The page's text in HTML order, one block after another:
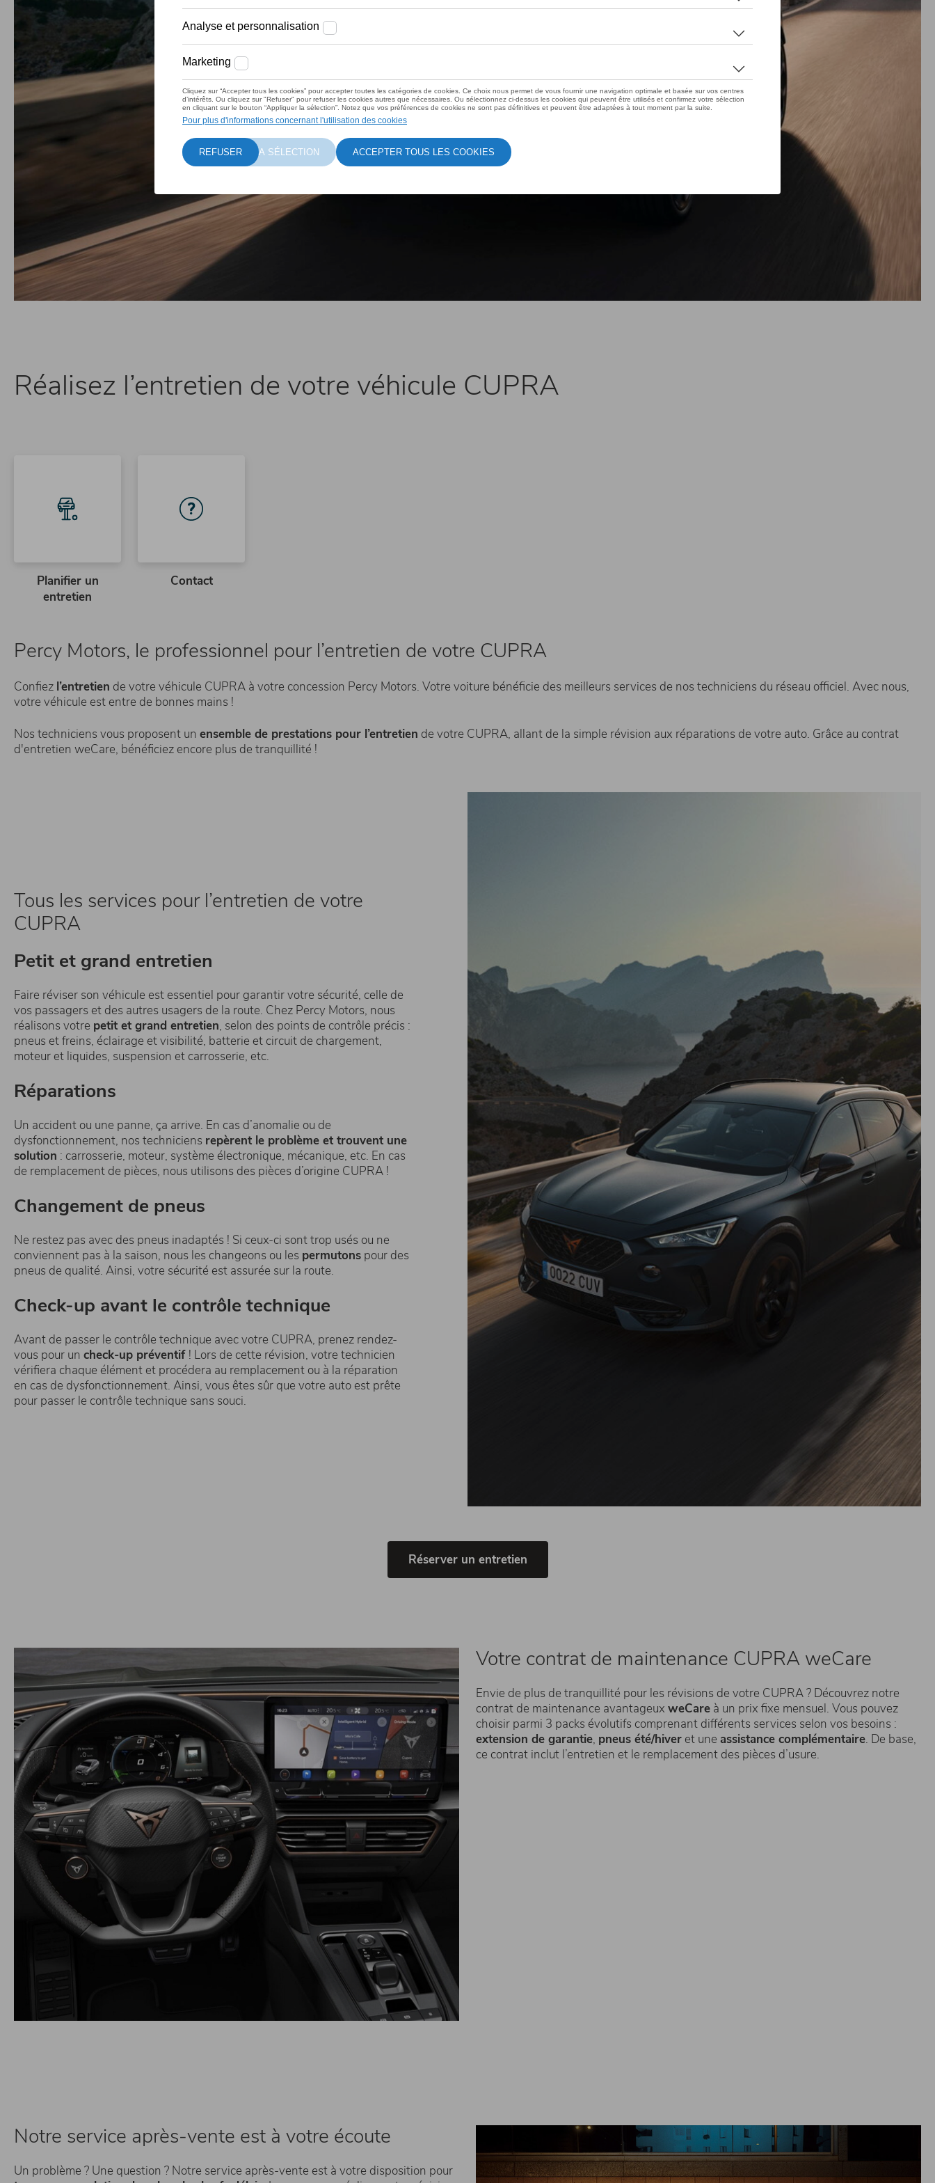
Réalisez l’entretien de votre véhicule CUPRA
Planifier un
entretien
Contact
Percy Motors, le professionnel pour l’entretien de votre CUPRA
Confiez l’entretien de votre véhicule CUPRA à votre concession Percy Motors. Votre voiture bénéficie des meilleurs services de nos techniciens du réseau officiel. Avec nous,
votre véhicule est entre de bonnes mains !
Nos techniciens vous proposent un ensemble de prestations pour l’entretien de votre CUPRA, allant de la simple révision aux réparations de votre auto. Grâce au contrat
d'entretien weCare, bénéficiez encore plus de tranquillité !
Tous les services pour l’entretien de votre
CUPRA
Petit et grand entretien
Faire réviser son véhicule est essentiel pour garantir votre sécurité, celle de
vos passagers et des autres usagers de la route. Chez Percy Motors, nous
réalisons votre petit et grand entretien, selon des points de contrôle précis :
pneus et freins, éclairage et visibilité, batterie et circuit de chargement,
moteur et liquides, suspension et carrosserie, etc.
Réparations
Un accident ou une panne, ça arrive. En cas d’anomalie ou de
dysfonctionnement, nos techniciens repèrent le problème et trouvent une
solution : carrosserie, moteur, système électronique, mécanique, etc. En cas
de remplacement de pièces, nous utilisons des pièces d’origine CUPRA !
Changement de pneus
Ne restez pas avec des pneus inadaptés ! Si ceux-ci sont trop usés ou ne
conviennent pas à la saison, nous les changeons ou les permutons pour des
pneus de qualité. Ainsi, votre sécurité est assurée sur la route.
Check-up avant le contrôle technique
Avant de passer le contrôle technique avec votre CUPRA, prenez rendez-
vous pour un check-up préventif ! Lors de cette révision, votre technicien
vérifiera chaque élément et procédera au remplacement ou à la réparation
en cas de dysfonctionnement. Ainsi, vous êtes sûr que votre auto est prête
pour passer le contrôle technique sans souci.
Réserver un entretien
Votre contrat de maintenance CUPRA weCare
Envie de plus de tranquillité pour les révisions de votre CUPRA ? Découvrez notre
contrat de maintenance avantageux weCare à un prix fixe mensuel. Vous pouvez
choisir parmi 3 packs évolutifs comprenant différents services selon vos besoins :
extension de garantie, pneus été/hiver et une assistance complémentaire. De base,
ce contrat inclut l’entretien et le remplacement des pièces d’usure.
Notre service après-vente est à votre écoute
Un problème ? Une question ? Notre service après-vente est à votre disposition pour